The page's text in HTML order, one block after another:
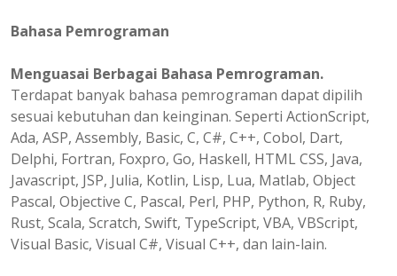
Bahasa Pemrograman
Menguasai Berbagai Bahasa Pemrograman.
Terdapat banyak bahasa pemrograman dapat dipilih
sesuai kebutuhan dan keinginan. Seperti ActionScript,
Ada, ASP, Assembly, Basic, C, C#, C++, Cobol, Dart,
Delphi, Fortran, Foxpro, Go, Haskell, HTML CSS, Java,
Javascript, JSP, Julia, Kotlin, Lisp, Lua, Matlab, Object
Pascal, Objective C, Pascal, Perl, PHP, Python, R, Ruby,
Rust, Scala, Scratch, Swift, TypeScript, VBA, VBScript,
Visual Basic, Visual C#, Visual C++, dan lain-lain.